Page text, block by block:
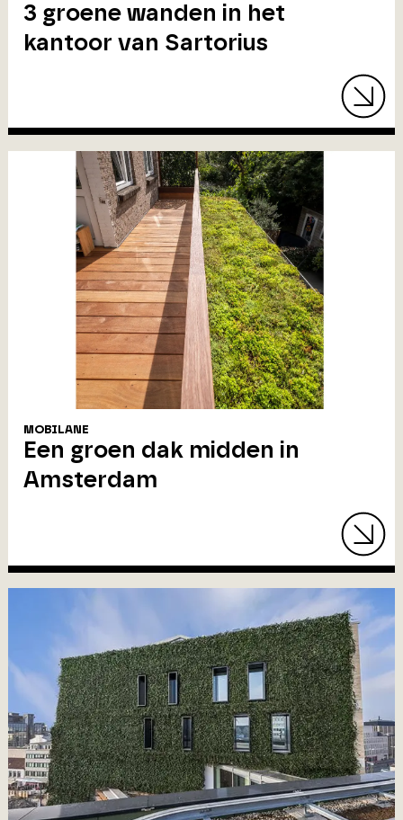
3 groene wanden in het
kantoor van Sartorius
MOBILANE
Een groen dak midden in
Amsterdam